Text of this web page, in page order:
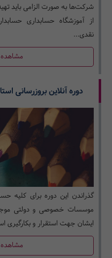
شرکت‌ها به صورت الزامی باید
از آموزشگاه حسابداری
نقدی...
دوره آنلاین بروزرسانی
گذراندن این دوره برای کلیه
موسسات خصوصی و دولتی
ایشان جهت استقرار و بکارگیری